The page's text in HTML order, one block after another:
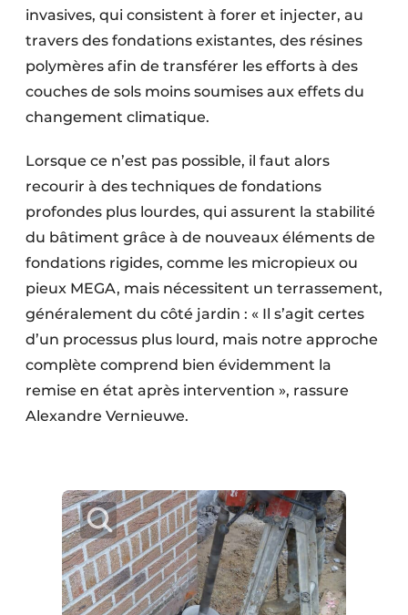
invasives, qui consistent à forer et injecter, au
travers des fondations existantes, des résines
polymères afin de transférer les efforts à des
couches de sols moins soumises aux effets du
changement climatique.
Lorsque ce n’est pas possible, il faut alors
recourir à des techniques de fondations
profondes plus lourdes, qui assurent la stabilité
du bâtiment grâce à de nouveaux éléments de
fondations rigides, comme les micropieux ou
pieux MEGA, mais nécessitent un terrassement,
généralement du côté jardin : « Il s’agit certes
d’un processus plus lourd, mais notre approche
complète comprend bien évidemment la
remise en état après intervention », rassure
Alexandre Vernieuwe.